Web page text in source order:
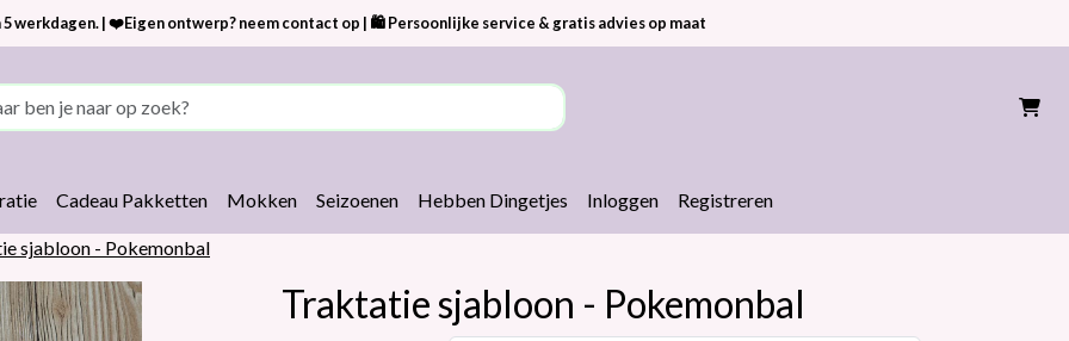
5 werkdagen. | ❤️Eigen ontwerp? neem contact op | 🛍 Persoonlijke service & gratis advies op maat
Cadeau Pakketten Mokken Seizoenen Hebben Dingetjes Inloggen Registreren
sjabloon - Pokemonbal
Traktatie sjabloon - Pokemonbal